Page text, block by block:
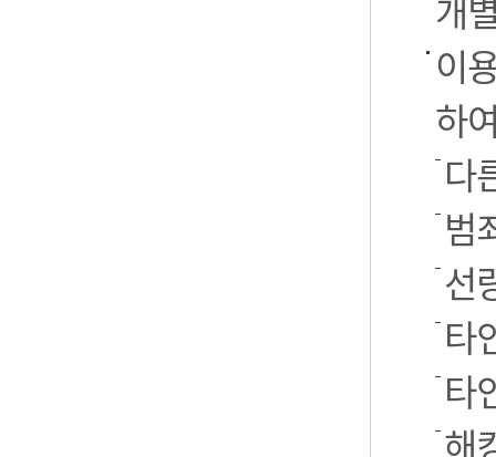
개
이
하
다
범
선
타
타
해